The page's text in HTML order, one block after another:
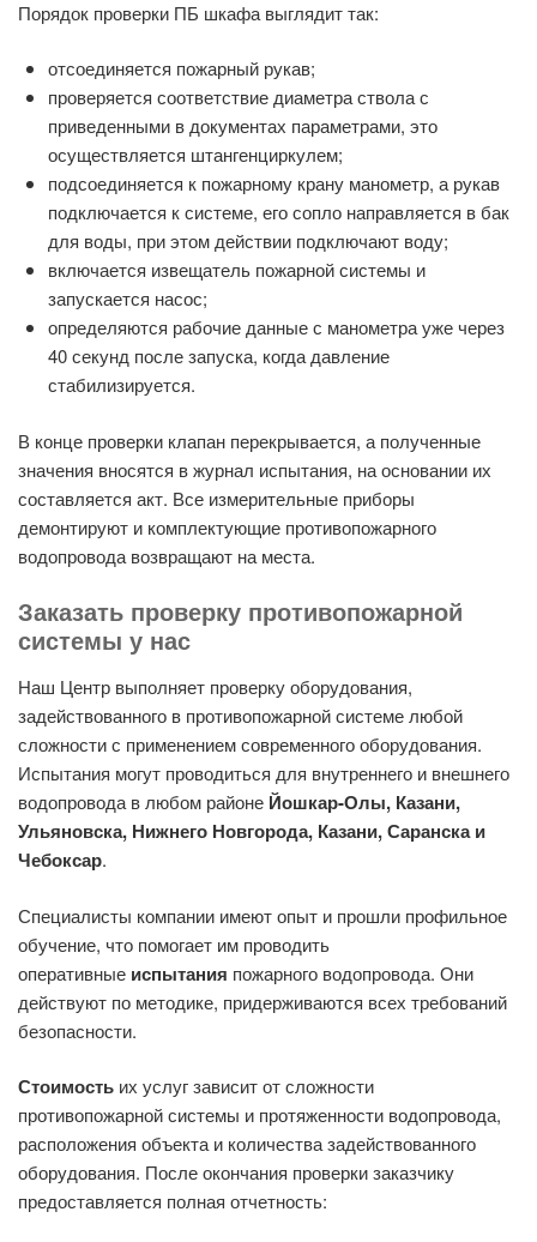
Порядок проверки ПБ шкафа выглядит так:
отсоединяется пожарный рукав;
проверяется соответствие диаметра ствола с
приведенными в документах параметрами, это
осуществляется штангенциркулем;
подсоединяется к пожарному крану манометр, а рукав
подключается к системе, его сопло направляется в бак
для воды, при этом действии подключают воду;
включается извещатель пожарной системы и
запускается насос;
определяются рабочие данные с манометра уже через
40 секунд после запуска, когда давление
стабилизируется.
В конце проверки клапан перекрывается, а полученные
значения вносятся в журнал испытания, на основании их
составляется акт. Все измерительные приборы
демонтируют и комплектующие противопожарного
водопровода возвращают на места.
Заказать проверку противопожарной
системы у нас
Наш Центр выполняет проверку оборудования,
задействованного в противопожарной системе любой
сложности с применением современного оборудования.
Испытания могут проводиться для внутреннего и внешнего
водопровода в любом районе Йошкар-Олы, Казани,
Ульяновска, Нижнего Новгорода, Казани, Саранска и
Чебоксар.
Специалисты компании имеют опыт и прошли профильное
обучение, что помогает им проводить
оперативные испытания пожарного водопровода. Они
действуют по методике, придерживаются всех требований
безопасности.
Стоимость их услуг зависит от сложности
противопожарной системы и протяженности водопровода,
расположения объекта и количества задействованного
оборудования. После окончания проверки заказчику
предоставляется полная отчетность: